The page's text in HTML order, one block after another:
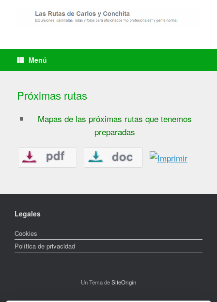
Menú
Próximas rutas
Mapas de las próximas rutas que tenemos
preparadas
Legales
Cookies
Política de privacidad
Un Tema deSiteOrigin